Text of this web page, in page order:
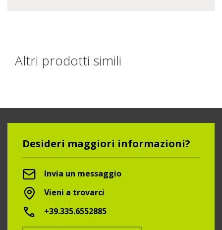
Altri prodotti simili
Desideri maggiori informazioni?
Invia un messaggio
Vieni a trovarci
+39.335.6552885